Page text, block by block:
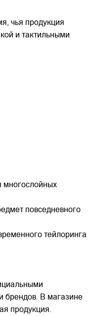
чья продукция
и тактильными
многослойных
повседневного
тейлоринга
брендов. В магазине
продукция.